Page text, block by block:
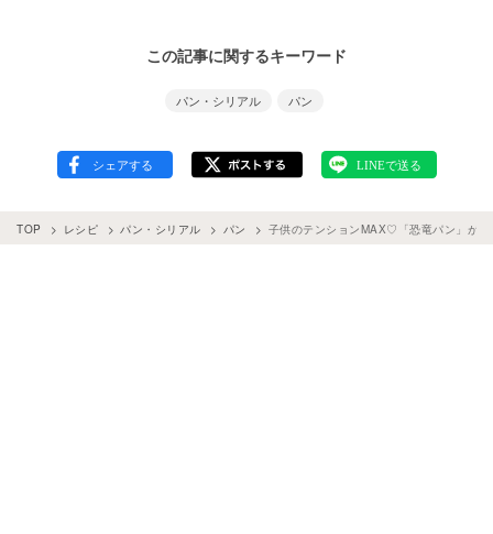
この記事に関するキーワード
パン・シリアル パン
TOP レシピ パン・シリアル パン 子供のテンションMAX♡「恐竜パン」が可